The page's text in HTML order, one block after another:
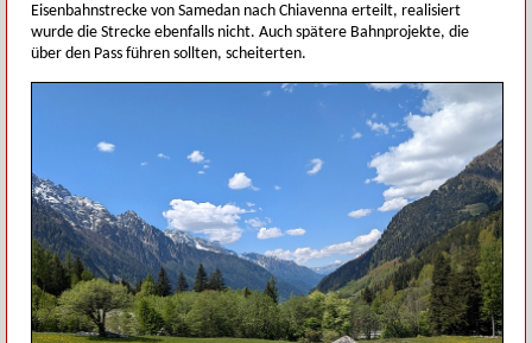
Eisenbahnstrecke von Samedan nach Chiavenna erteilt, realisiert
wurde die Strecke ebenfalls nicht. Auch spätere Bahnprojekte, die
über den Pass führen sollten, scheiterten.